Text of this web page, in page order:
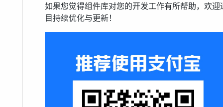
如果您觉得组件库对您的开发工作有所帮助，欢
目持续优化与更新！